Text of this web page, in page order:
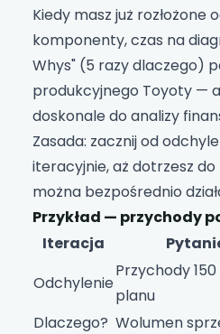
Kiedy masz już rozłożone
komponenty, czas na
Whys" (5 razy dlaczego)
produkcyjnego Toyoty —
doskonale do analizy
Zasada: zacznij od
iteracyjnie, aż dotrzesz
można bezpośrednio
Przykład — przychody
Iteracja
Odchylenie
Przychody
planu
Dlaczego? Wolumen